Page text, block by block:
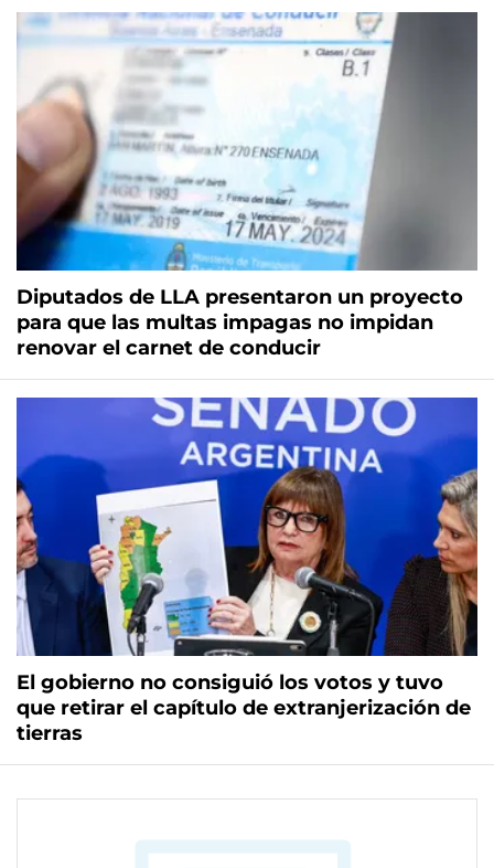
Diputados de LLA presentaron un proyecto
para que las multas impagas no impidan
renovar el carnet de conducir
El gobierno no consiguió los votos y tuvo
que retirar el capítulo de extranjerización de
tierras